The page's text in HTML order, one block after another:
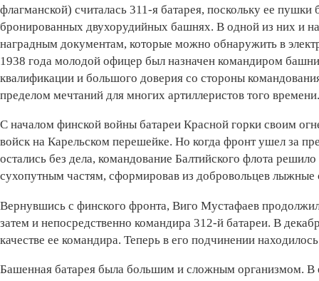
флагманской) считалась 311-я батарея, поскольку ее
бронированных двухорудийных башнях. В одной из них и
наградным документам, которые можно обнаружить в
1938 года молодой офицер был назначен командиром
квалификации и большого доверия со стороны
пределом мечтаний для многих артиллеристов того времени.
С началом финской войны батареи Красной горки своим
войск на Карельском перешейке. Но когда фронт ушел за
остались без дела, командование Балтийского флота
сухопутным частям, сформировав из добровольцев лыжные
Вернувшись с финского фронта, Виго Мустафаев
затем и непосредственно командира 312-й батареи. В
качестве ее командира. Теперь в его подчинении
Башенная батарея была большим и сложным организмом. В